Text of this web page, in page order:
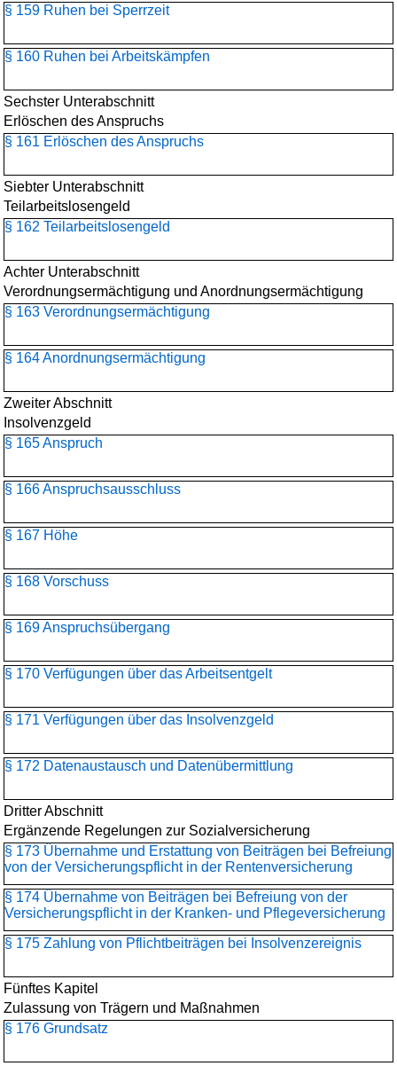
§ 159 Ruhen bei Sperrzeit
§ 160 Ruhen bei Arbeitskämpfen
Sechster Unterabschnitt
Erlöschen des Anspruchs
§ 161 Erlöschen des Anspruchs
Siebter Unterabschnitt
Teilarbeitslosengeld
§ 162 Teilarbeitslosengeld
Achter Unterabschnitt
Verordnungsermächtigung und Anordnungsermächtigung
§ 163 Verordnungsermächtigung
§ 164 Anordnungsermächtigung
Zweiter Abschnitt
Insolvenzgeld
§ 165 Anspruch
§ 166 Anspruchsausschluss
§ 167 Höhe
§ 168 Vorschuss
§ 169 Anspruchsübergang
§ 170 Verfügungen über das Arbeitsentgelt
§ 171 Verfügungen über das Insolvenzgeld
§ 172 Datenaustausch und Datenübermittlung
Dritter Abschnitt
Ergänzende Regelungen zur Sozialversicherung
§ 173 Übernahme und Erstattung von Beiträgen bei Befreiung
von der Versicherungspflicht in der Rentenversicherung
§ 174 Übernahme von Beiträgen bei Befreiung von der
Versicherungspflicht in der Kranken- und Pflegeversicherung
§ 175 Zahlung von Pflichtbeiträgen bei Insolvenzereignis
Fünftes Kapitel
Zulassung von Trägern und Maßnahmen
§ 176 Grundsatz